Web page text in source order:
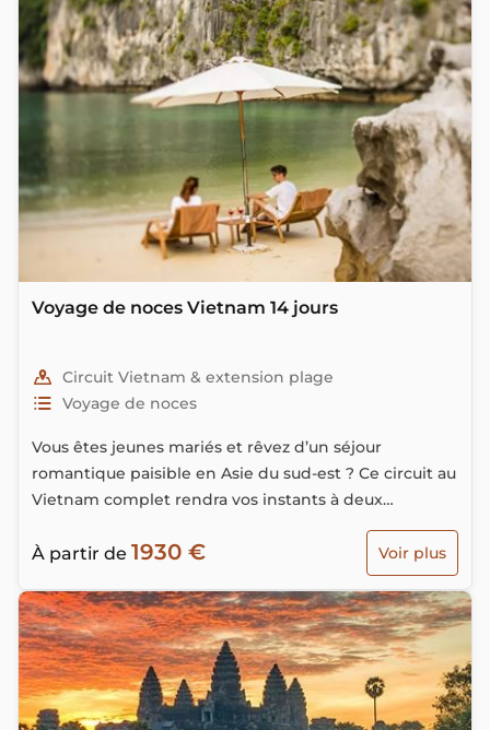
Voyage de noces Vietnam 14 jours
Circuit Vietnam & extension plage
Voyage de noces
Vous êtes jeunes mariés et rêvez d’un séjour
romantique paisible en Asie du sud-est ? Ce circuit au
Vietnam complet rendra vos instants à deux
inoubliables. Prenez votre temps sur les plages
paradisiaques de Phu Quoc, détendez-vous en
À partir de 1930 € Voir plus